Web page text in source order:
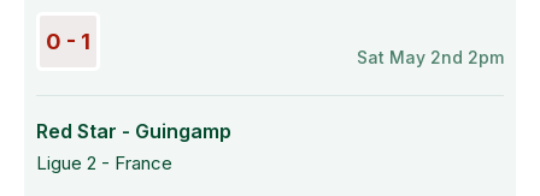
0 - 1
Sat May 2nd 2pm
Red Star - Guingamp
Ligue 2 - France